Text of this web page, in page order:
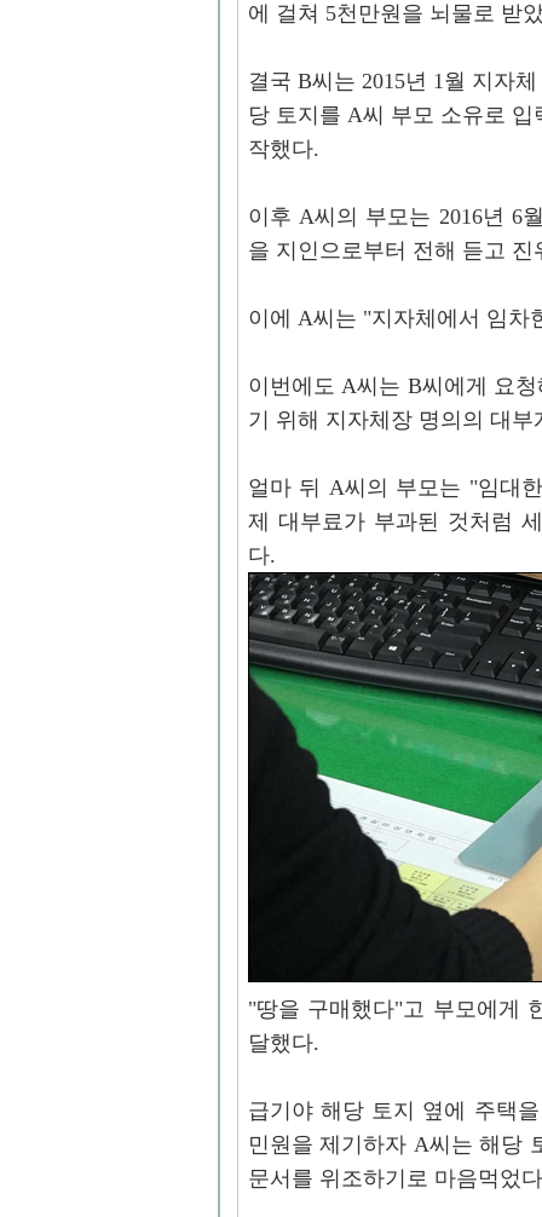
에 걸쳐 5천만원을 뇌물로 받
결국 B씨는 2015년 1월 지자
당 토지를 A씨 부모 소유로
작했다.
이후 A씨의 부모는 2016년 6
을 지인으로부터 전해 듣고 진
이에 A씨는 "지자체에서 임차
이번에도 A씨는 B씨에게 요
기 위해 지자체장 명의의 대
얼마 뒤 A씨의 부모는 "임대
제 대부료가 부과된 것처럼
다.
"땅을 구매했다"고 부모에게
달했다.
급기야 해당 토지 옆에 주택
민원을 제기하자 A씨는 해당
문서를 위조하기로 마음먹었